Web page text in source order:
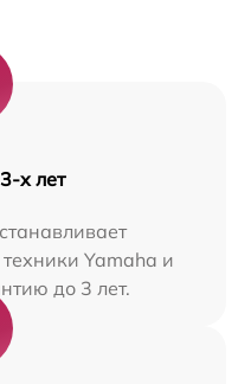
х лет
Yamaha и
до 3 лет.